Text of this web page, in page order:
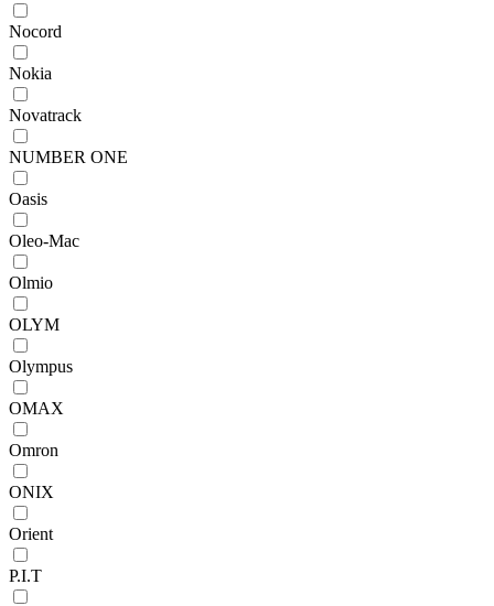
Nocord
Nokia
Novatrack
NUMBER ONE
Oasis
Oleo-Mac
Olmio
OLYM
Olympus
OMAX
Omron
ONIX
Orient
P.I.T